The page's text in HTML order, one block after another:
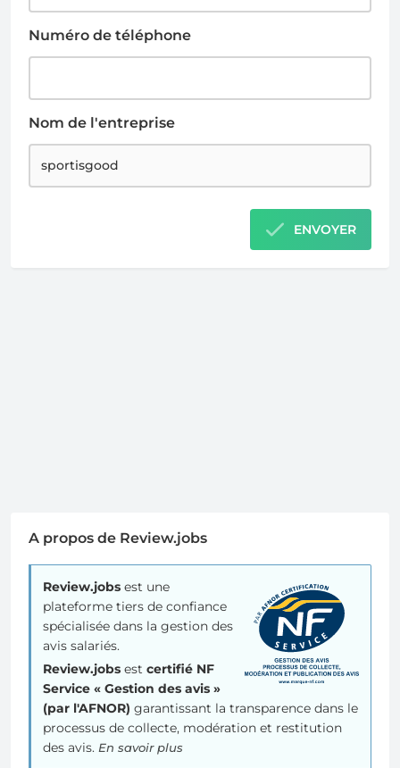
Numéro de téléphone
Nom de l'entreprise
ENVOYER
A propos de Review.jobs
Review.jobs est une
plateforme tiers de confiance
spécialisée dans la gestion des
avis salariés.
Review.jobs est certifié NF
Service « Gestion des avis »
(par l'AFNOR) garantissant la transparence dans le
processus de collecte, modération et restitution
des avis. En savoir plus